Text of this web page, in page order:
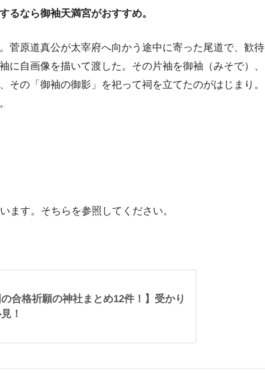
るなら御袖天満宮がおすすめ。
菅原道真公が太宰府へ向かう途中に寄った尾道で、歓待
に自画像を描いて渡した。その片袖を御袖（みそで）、
その「御袖の御影」を祀って祠を立てたのがはじまり。
ます。そちらを参照してください。
の合格祈願の神社まとめ12件！】受かり
！